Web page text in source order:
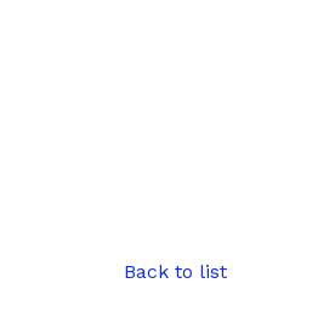
Back to list